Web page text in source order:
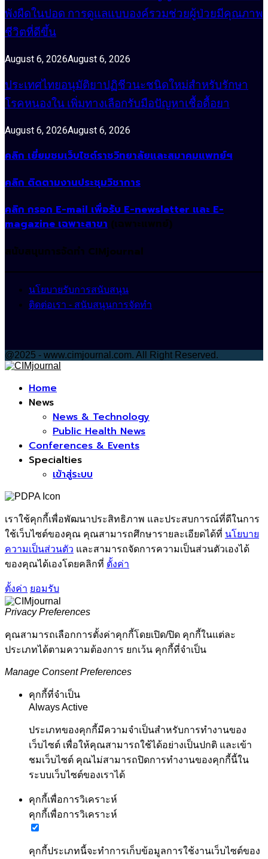
พังผืดในปอด การดูแลแบบองค์รวมช่วยผู้ป่วยมีคุณภาพ
ชีวิตที่ดีขึ้น
August 6, 2026August 6, 2026
ประเทศไทยอนุมัติยาปฏิชีวนะชนิดใหม่สำหรับรักษา
โรคหนองใน เพิ่มทางเลือกรับมือปัญหาเชื้อดื้อยา
August 6, 2026August 6, 2026
คลิก เยี่ยมชมเว็บไซต์ราชวิทยาลัยและสมาคมแพทย์ฯ
คลิก ติดตามงานประชุมวิชาการ
คลิก กรอก E-mail เพื่อรับ E-newsletter และ E-
magazine เฉพาะสาขา (เฉพาะแพทย์)
สนับสนุนการจัดทำ CIMjournal
นโยบายรับการสนับสนุน
ติดต่อเรา - สนับสนุนการจัดทำ
@2025 - www.cimjournal.com. All Right Reserved.
Home
News
News & Technology
Public Health News
Conferences & Events
Specialties
เข้าสู่ระบบ
เราใช้คุกกี้เพื่อพัฒนาประสิทธิภาพ และประสบการณ์ที่ดีในการ
ใช้เว็บไซต์ของคุณ คุณสามารถศึกษารายละเอียดได้ที่ นโยบาย
ความเป็นส่วนตัว และสามารถจัดการความเป็นส่วนตัวเองได้
ของคุณได้เองโดยคลิกที่ ตั้งค่า
ตั้งค่า ยอมรับ
Privacy Preferences
คุณสามารถเลือกการตั้งค่าคุกกี้โดยเปิด/ปิด คุกกี้ในแต่ละ
ประเภทได้ตามความต้องการ ยกเว้น คุกกี้ที่จำเป็น
Manage Consent Preferences
คุกกี้ที่จำเป็น
Always Active
ประเภทของคุกกี้มีความจำเป็นสำหรับการทำงานของ
เว็บไซต์ เพื่อให้คุณสามารถใช้ได้อย่างเป็นปกติ และเข้า
ชมเว็บไซต์ คุณไม่สามารถปิดการทำงานของคุกกี้นี้ใน
ระบบเว็บไซต์ของเราได้
คุกกี้เพื่อการวิเคราะห์
คุกกี้เพื่อการวิเคราะห์
คุกกี้ประเภทนี้จะทำการเก็บข้อมูลการใช้งานเว็บไซต์ของ